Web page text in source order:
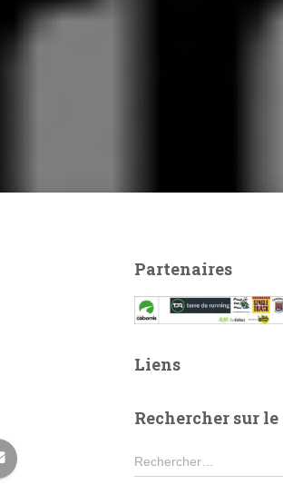
Partenaires
Liens
Rechercher sur
R
e
Rechercher…